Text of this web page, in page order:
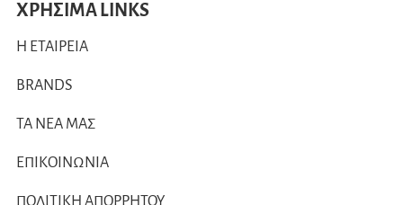
ΧΡΗΣΙΜΑ LINKS
Η ΕΤΑΙΡΕΙΑ
BRANDS
ΤΑ ΝΕΑ ΜΑΣ
ΕΠΙΚΟΙΝΩΝΙΑ
ΠΟΛΙΤΙΚΗ ΑΠΟΡΡΗΤΟΥ